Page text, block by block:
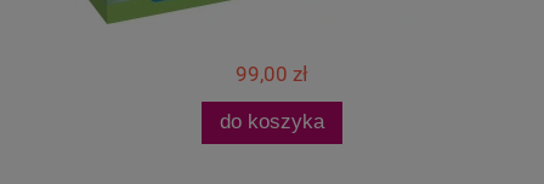
99,00 zł
do koszyka